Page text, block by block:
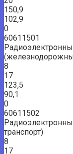
150,9
102,9
0
60611501
8
17
123,5
90,1
0
60611502
транспорт)
8
17